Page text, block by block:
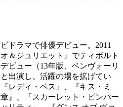
ドラマで俳優デビュー。2011
＆ジュリエット』でティボルト
ビュー（13年版、ベンヴォーリ
出演し、活躍の場を拡げてい
レディ・ベス』、『キス・ミ
』、『スカーレット・ピンパー